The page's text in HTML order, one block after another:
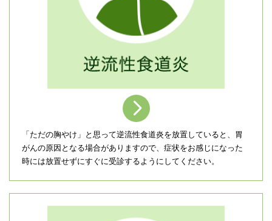
「ただの胸やけ」と思って逆流性食道炎を放置していると、胃
がんの原因となる場合がありますので、症状をお感じになった
時には放置せずにすぐに受診するようにしてください。